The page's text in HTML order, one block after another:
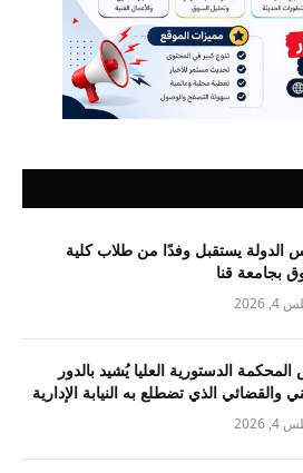
الدولة يستقبل وفدًا من طلاب كلية
بجامعة قنا
الدستورية العليا يُشيد بالدور
والقضائي الذي تضطلع به النيابة الإدارية